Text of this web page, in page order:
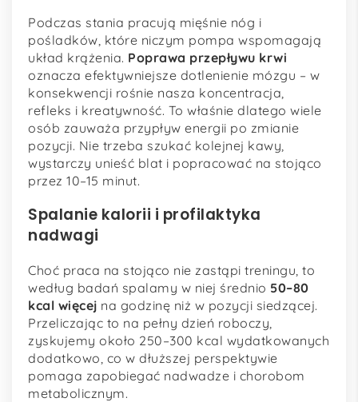
Podczas stania pracują mięśnie nóg i
pośladków, które niczym pompa wspomagają
układ krążenia. Poprawa przepływu krwi
oznacza efektywniejsze dotlenienie mózgu – w
konsekwencji rośnie nasza koncentracja,
refleks i kreatywność. To właśnie dlatego wiele
osób zauważa przypływ energii po zmianie
pozycji. Nie trzeba szukać kolejnej kawy,
wystarczy unieść blat i popracować na stojąco
przez 10–15 minut.
Spalanie kalorii i profilaktyka
nadwagi
Choć praca na stojąco nie zastąpi treningu, to
według badań spalamy w niej średnio 50–80
kcal więcej na godzinę niż w pozycji siedzącej.
Przeliczając to na pełny dzień roboczy,
zyskujemy około 250–300 kcal wydatkowanych
dodatkowo, co w dłuższej perspektywie
pomaga zapobiegać nadwadze i chorobom
metabolicznym.